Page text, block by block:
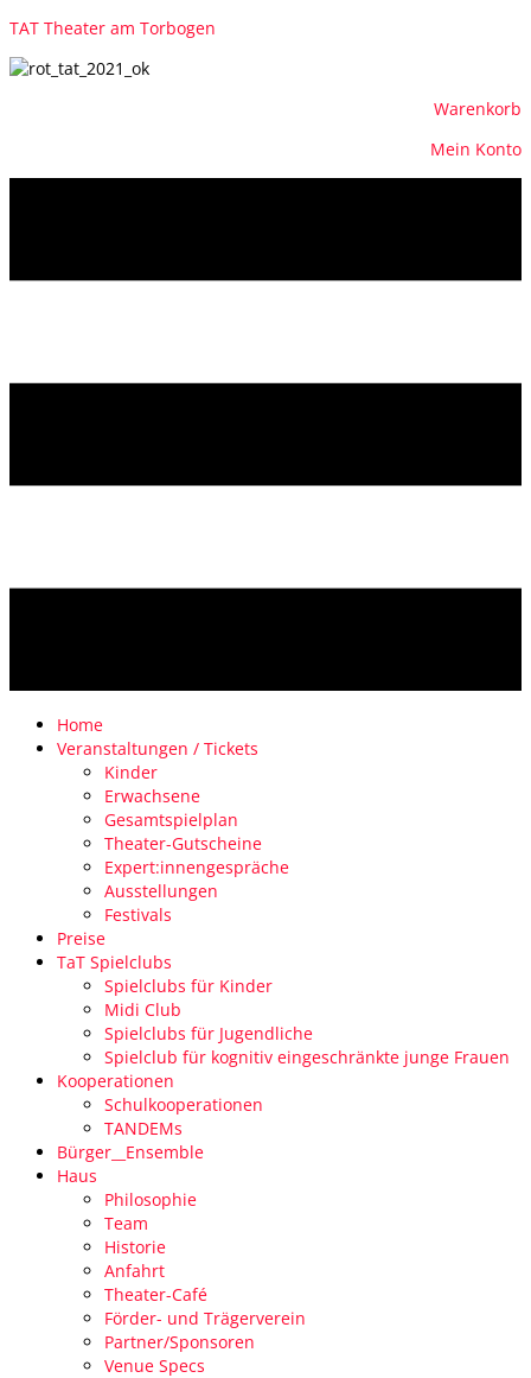
TAT Theater am Torbogen
Warenkorb
Mein Konto
Home
Veranstaltungen / Tickets
Kinder
Erwachsene
Gesamtspielplan
Theater-Gutscheine
Expert:innengespräche
Ausstellungen
Festivals
Preise
TaT Spielclubs
Spielclubs für Kinder
Midi Club
Spielclubs für Jugendliche
Spielclub für kognitiv eingeschränkte junge Frauen
Kooperationen
Schulkooperationen
TANDEMs
Bürger__Ensemble
Haus
Philosophie
Team
Historie
Anfahrt
Theater-Café
Förder- und Trägerverein
Partner/Sponsoren
Venue Specs